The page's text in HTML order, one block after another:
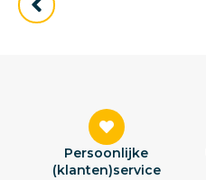
Persoonlijke
(klanten)service